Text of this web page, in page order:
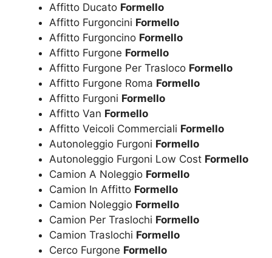
Affitto Ducato Formello
Affitto Furgoncini Formello
Affitto Furgoncino Formello
Affitto Furgone Formello
Affitto Furgone Per Trasloco Formello
Affitto Furgone Roma Formello
Affitto Furgoni Formello
Affitto Van Formello
Affitto Veicoli Commerciali Formello
Autonoleggio Furgoni Formello
Autonoleggio Furgoni Low Cost Formello
Camion A Noleggio Formello
Camion In Affitto Formello
Camion Noleggio Formello
Camion Per Traslochi Formello
Camion Traslochi Formello
Cerco Furgone Formello